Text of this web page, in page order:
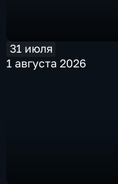
31 июля
1 августа 2026